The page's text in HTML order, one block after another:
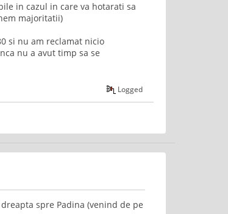
in cazul in care va hotarati sa
majoritatii)
si nu am reclamat nicio
nu a avut timp sa se
Logged
spre Padina (venind de pe